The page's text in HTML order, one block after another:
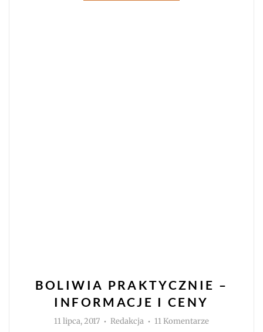
BOLIWIA PRAKTYCZNIE –
INFORMACJE I CENY
11 lipca, 2017 Autor
Redakcja 11 Komentarzedo